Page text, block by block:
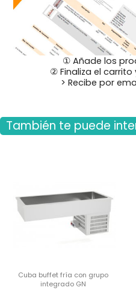
① Añade los
② Finaliza el
> Recibe por
También te puede
Cuba buffet fría con grupo
integrado GN